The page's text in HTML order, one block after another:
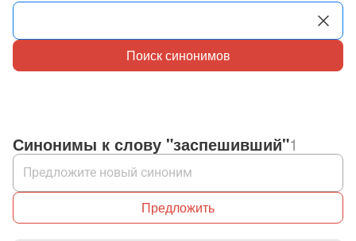
Поиск синонимов
Синонимы к слову "заспешивший"1
Предложить